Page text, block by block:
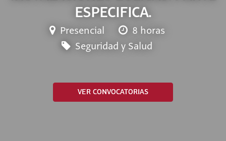
ESPECIFICA.
Presencial
8 horas
Seguridad y Salud
VER CONVOCATORIAS